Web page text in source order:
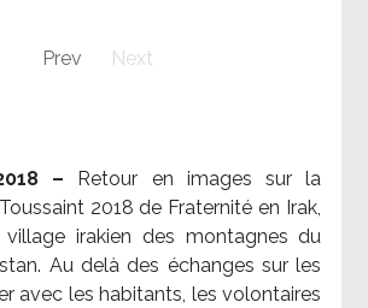
Prev Next
–
Retour en images sur la
2018 de Fraternité en Irak,
irakien des montagnes du
Au delà des échanges sur les
avec les habitants, les volontaires